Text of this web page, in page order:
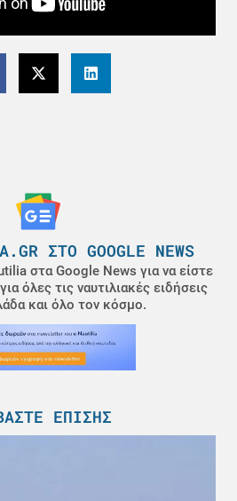
ΣΤΟ GOOGLE NEWS
στα Google News για να είστε
όλες τις ναυτιλιακές ειδήσεις
και όλο τον κόσμο.
ΕΠΊΣΗΣ